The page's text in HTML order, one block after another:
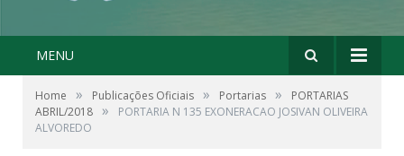
MENU
Home » Publicações Oficiais » Portarias »
PORTARIAS
ABRIL/2018 »
PORTARIA N 135 EXONERACAO JOSIVAN OLIVEIRA
ALVOREDO